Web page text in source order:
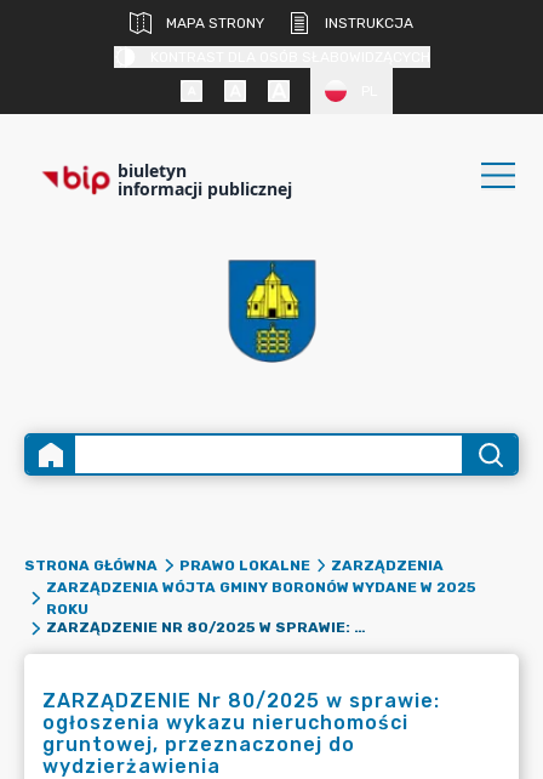
MAPA STRONY
INSTRUKCJA
biuletyn
informacji publicznej
STRONA GŁÓWNA PRAWO LOKALNE
ZARZĄDZENIA
ZARZĄDZENIA WÓJTA GMINY BORONÓW WYDANE W 2025
ROKU
ZARZĄDZENIE NR 80/2025 W SPRAWIE: OGŁOSZENIA WYKAZU NIERUCHOMOŚCI GRUNTOWEJ, PRZEZNACZONEJ DO WYDZIERŻAWIENIA
ZARZĄDZENIE Nr 80/2025 w sprawie:
ogłoszenia wykazu nieruchomości
gruntowej, przeznaczonej do
wydzierżawienia